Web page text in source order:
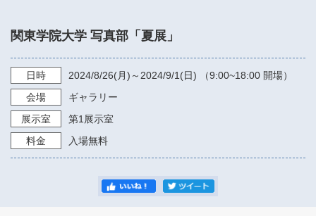
関東学院大学 写真部「夏展」
日時 2024/8/26(月)～ 2024/9/1 (日) （9:00~18:00 開場）
会場
ギャラリー
展示室
第1展示室
料金
入場無料